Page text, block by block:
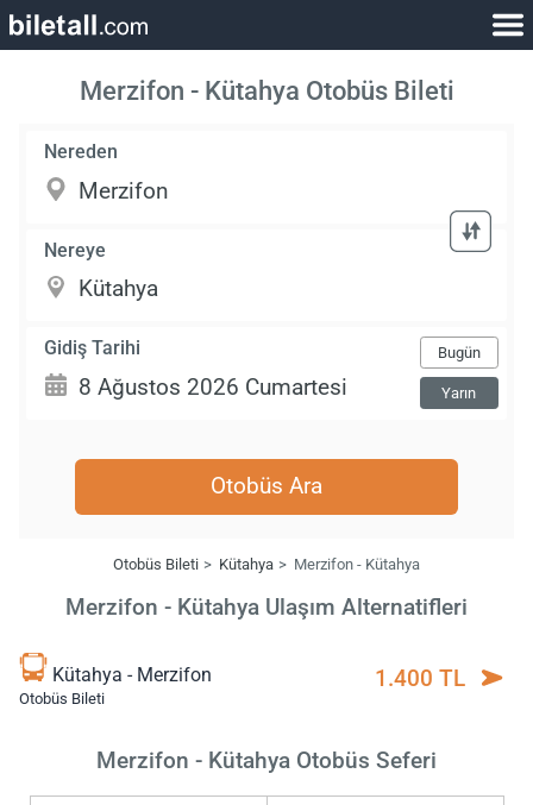
Merzifon - Kütahya Otobüs Bileti
Nereden
Nereye
Gidiş Tarihi Bugün
Yarın
Otobüs Ara
Otobüs Bileti Kütahya Merzifon - Kütahya
Merzifon - Kütahya Ulaşım Alternatifleri
Kütahya - Merzifon
Otobüs Bileti
1.400 TL
Merzifon - Kütahya Otobüs Seferi